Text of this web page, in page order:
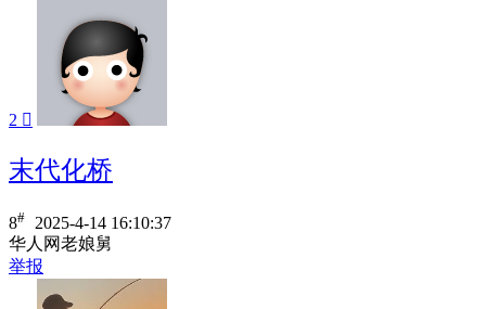
2 
末代化桥
8#
2025-4-14 16:10:37
华人网老娘舅
举报